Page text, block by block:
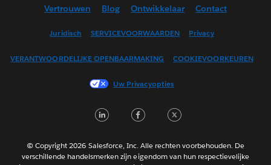
English (UK)
Français (Canada)
Français (France)
日本語
Português
Svenska
Vertrouwen Blog Ontwikkelaar Contact
Juridisch SERVICEVOORWAARDEN Privacy
VERANTWOORDELIJKE OPENBAARMAKING COOKIEVOORKEUREN
Uw Privacyopties
LinkedInFacebook
© Copyright 2026 Salesforce, Inc. Alle rechten voorbehouden. De
verschillende handelsmerken zijn eigendom van hun respectievelijke